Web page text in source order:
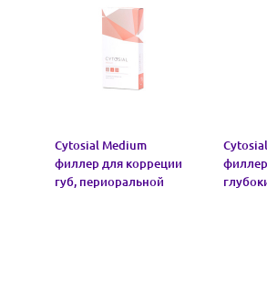
Cytosial Medium
филлер для корреции
губ, периоральной